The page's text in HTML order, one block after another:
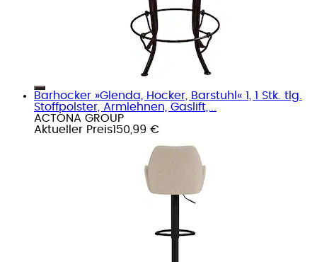
Barhocker »Glenda, Hocker, Barstuhl« 1, 1 Stk. tlg.
Stoffpolster, Armlehnen, Gaslift,...
ACTONA GROUP
Aktueller Preis150,99 €